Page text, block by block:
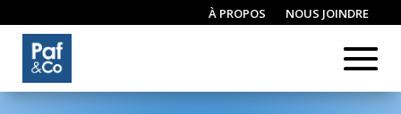
À PROPOS
NOUS JOINDRE